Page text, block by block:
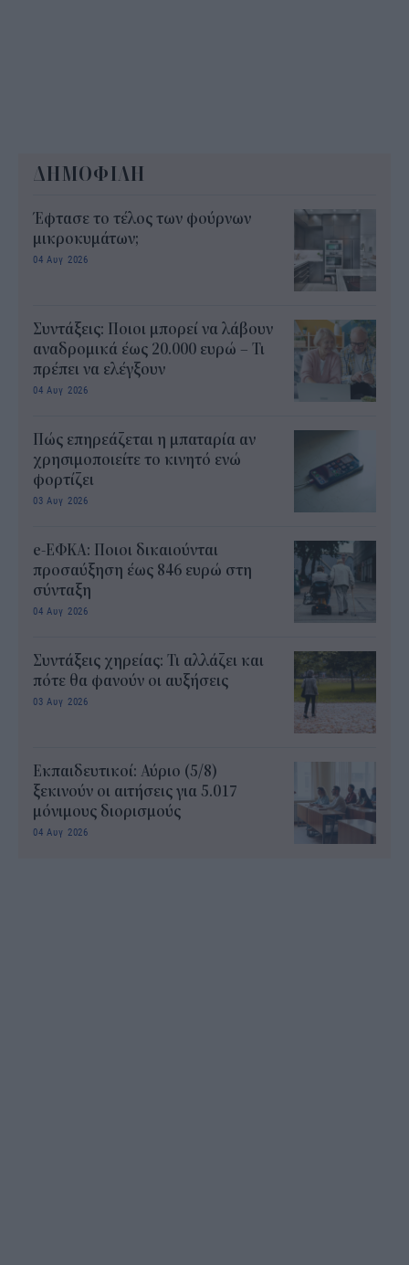
ΔΗΜΟΦΙΛΗ
Έφτασε το τέλος των φούρνων
μικροκυμάτων;
04 Αυγ 2026
Συντάξεις: Ποιοι μπορεί να λάβουν
αναδρομικά έως 20.000 ευρώ – Τι
πρέπει να ελέγξουν
04 Αυγ 2026
Πώς επηρεάζεται η μπαταρία αν
χρησιμοποιείτε το κινητό ενώ
φορτίζει
03 Αυγ 2026
e-ΕΦΚΑ: Ποιοι δικαιούνται
προσαύξηση έως 846 ευρώ στη
σύνταξη
04 Αυγ 2026
Συντάξεις χηρείας: Τι αλλάζει και
πότε θα φανούν οι αυξήσεις
03 Αυγ 2026
Εκπαιδευτικοί: Αύριο (5/8)
ξεκινούν οι αιτήσεις για 5.017
μόνιμους διορισμούς
04 Αυγ 2026